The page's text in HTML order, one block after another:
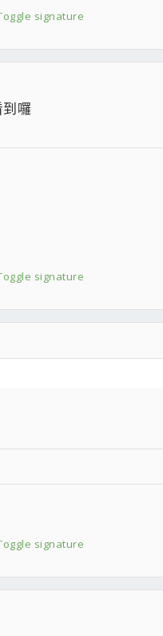
signature
囉
signature
signature